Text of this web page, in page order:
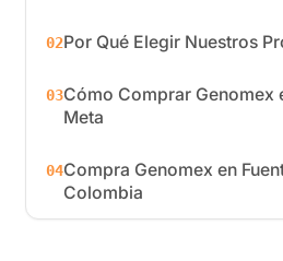
02Por Qué Elegir Nuestros
03Cómo Comprar Genomex
Meta
04Compra Genomex en
Colombia